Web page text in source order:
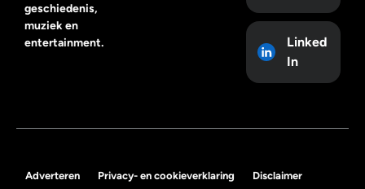
geschiedenis,
muziek en
entertainment.
Linked
In
Adverteren Privacy- en cookieverklaring Disclaimer